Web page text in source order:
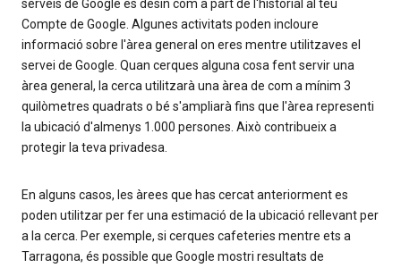
serveis de Google es desin com a part de l'historial al teu
Compte de Google. Algunes activitats poden incloure
informació sobre l'àrea general on eres mentre utilitzaves el
servei de Google. Quan cerques alguna cosa fent servir una
àrea general, la cerca utilitzarà una àrea de com a mínim 3
quilòmetres quadrats o bé s'ampliarà fins que l'àrea representi
la ubicació d'almenys 1.000 persones. Això contribueix a
protegir la teva privadesa.
En alguns casos, les àrees que has cercat anteriorment es
poden utilitzar per fer una estimació de la ubicació rellevant per
a la cerca. Per exemple, si cerques cafeteries mentre ets a
Tarragona, és possible que Google mostri resultats de